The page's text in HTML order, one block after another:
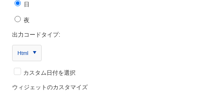
日
夜
出力コードタイプ:
Html
カスタム日付を選択
ウィジェットのカスタマイズ